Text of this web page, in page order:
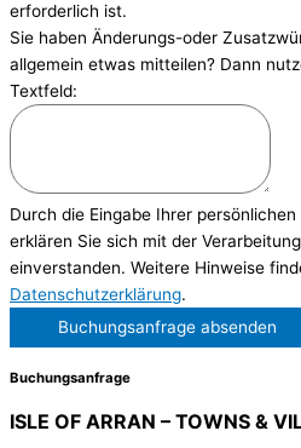
erforderlich ist.
Sie haben Änderungs-oder
allgemein etwas mitteilen? Dann
Textfeld:
Durch die Eingabe Ihrer
erklären Sie sich mit der
einverstanden. Weitere Hinweise
Datenschutzerklärung.
Buchungsanfrage absenden
Buchungsanfrage
ISLE OF ARRAN – TOWNS &